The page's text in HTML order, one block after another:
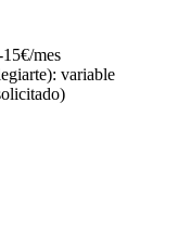
mes
variable